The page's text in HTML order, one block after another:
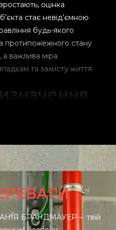
оцінка
стає невід'ємною
будь-якого
протипожежного стану
важлива міра
та захисту життя.
стану нашою
таких випадках:
пожежної
БРАНДМАУЕР – твій